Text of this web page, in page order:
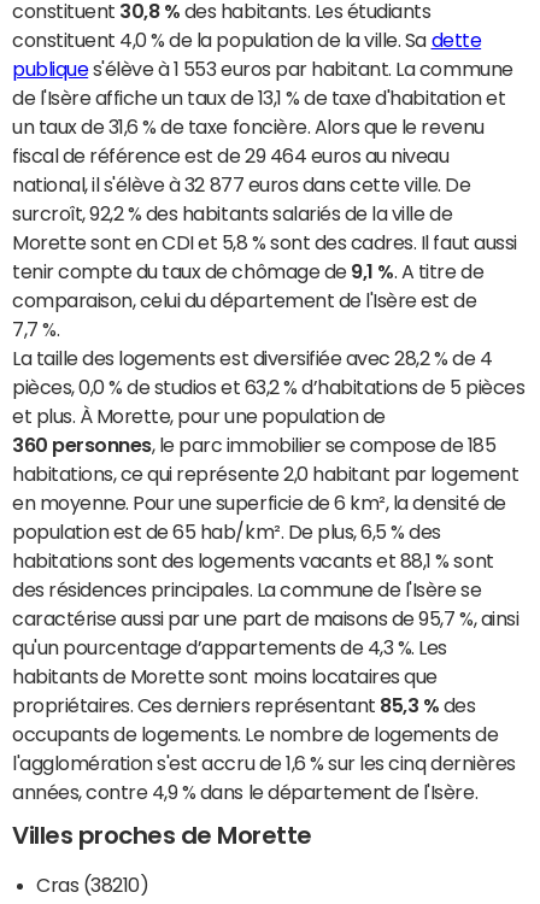
constituent 30,8 % des habitants. Les étudiants
constituent 4,0 % de la population de la ville. Sa dette
publiques'élève à 1 553 euros par habitant. La commune
de l'Isère affiche un taux de 13,1 % de taxe d'habitation et
un taux de 31,6 % de taxe foncière. Alors que le revenu
fiscal de référence est de 29 464 euros au niveau
national, il s'élève à 32 877 euros dans cette ville. De
surcroît, 92,2 % des habitants salariés de la ville de
Morette sont en CDI et 5,8 % sont des cadres. Il faut aussi
tenir compte du taux de chômage de 9,1 %. A titre de
comparaison, celui du département de l'Isère est de
7,7 %.
La taille des logements est diversifiée avec 28,2 % de 4
pièces, 0,0 % de studios et 63,2 % d’habitations de 5 pièces
et plus. À Morette, pour une population de
360 personnes, le parc immobilier se compose de 185
habitations, ce qui représente 2,0 habitant par logement
en moyenne. Pour une superficie de 6 km², la densité de
population est de 65 hab/km². De plus, 6,5 % des
habitations sont des logements vacants et 88,1 % sont
des résidences principales. La commune de l'Isère se
caractérise aussi par une part de maisons de 95,7 %, ainsi
qu'un pourcentage d’appartements de 4,3 %. Les
habitants de Morette sont moins locataires que
propriétaires. Ces derniers représentant 85,3 % des
occupants de logements. Le nombre de logements de
l'agglomération s'est accru de 1,6 % sur les cinq dernières
années, contre 4,9 % dans le département de l'Isère.
Villes proches de Morette
Cras (38210)